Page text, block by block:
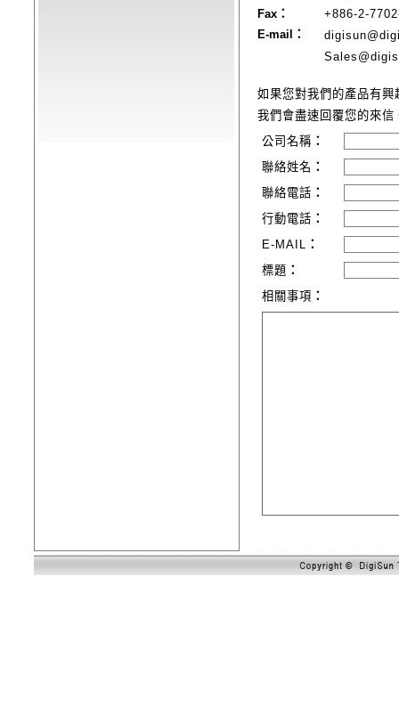
Fax：
+886-2-
E-mail：
如果您對我們的產品有
我們會盡速回覆您的來信
公司名稱 ：
聯絡姓名 ：
聯絡電話 ：
行動電話 ：
E-MAIL ：
標題 ：
相關事項 ：